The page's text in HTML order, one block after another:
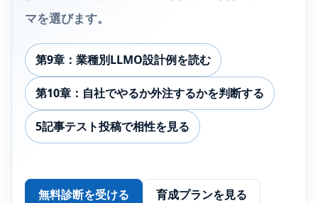
マを選びます。
第9章：業種別LLMO設計例を読む
第10章：自社でやるか外注するかを判断する
5記事テスト投稿で相性を見る
無料診断を受ける 育成プランを見る